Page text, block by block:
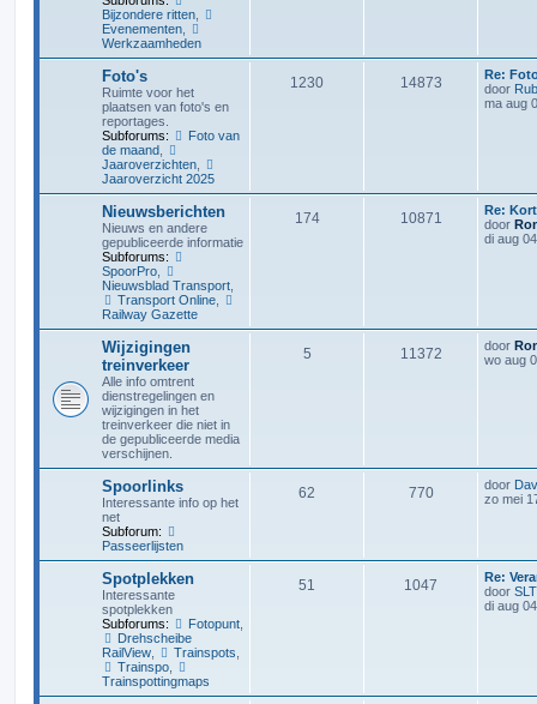
Bijzondere ritten
Evenementen
Werkzaamheden
Foto's
Ruimte voor het
plaatsen van foto's en
reportages.
Subforums:
Foto van
de maand
Jaaroverzichten
Jaaroverzicht 2025
1230 14873
Re:
door
ma aug
Nieuwsberichten
Nieuws en andere
gepubliceerde informatie
Subforums:
SpoorPro
Nieuwsblad Transport
Transport Online,
Railway Gazette
174 10871
Re:
door
di aug
Wijzigingen
treinverkeer
Alle info omtrent
dienstregelingen en
wijzigingen in het
treinverkeer die niet in
de gepubliceerde media
verschijnen.
5 11372 door
wo aug
Spoorlinks
Interessante info op het
net
Subforum:
Passeerlijsten
62 770 door
zo mei
Spotplekken
Interessante
spotplekken
Subforums:
Fotopunt,
Drehscheibe
RailView
Trainspots
Trainspo,
Trainspottingmaps
51 1047
Re:
door
di aug